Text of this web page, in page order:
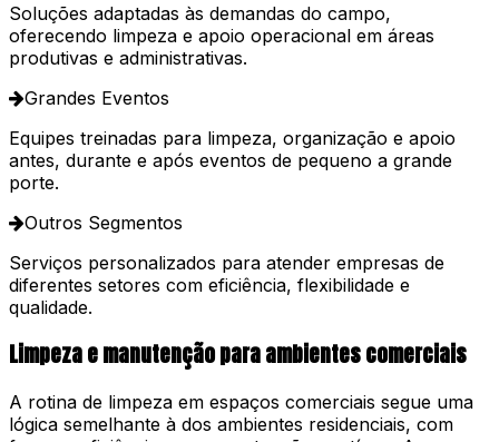
Soluções adaptadas às demandas do campo,
oferecendo limpeza e apoio operacional em áreas
produtivas e administrativas.
Grandes Eventos
Equipes treinadas para limpeza, organização e apoio
antes, durante e após eventos de pequeno a grande
porte.
Outros Segmentos
Serviços personalizados para atender empresas de
diferentes setores com eficiência, flexibilidade e
qualidade.
Limpeza e manutenção para ambientes comerciais
A rotina de limpeza em espaços comerciais segue uma
lógica semelhante à dos ambientes residenciais, com